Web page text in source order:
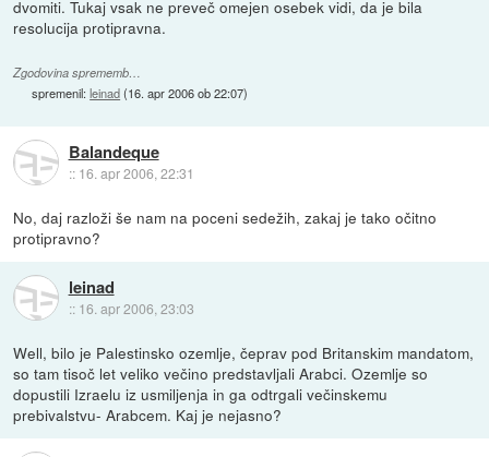
dvomiti. Tukaj vsak ne preveč omejen osebek vidi, da je bila
resolucija protipravna.
Zgodovina sprememb…
spremenil:leinad(16. apr 2006 ob 22:07)
Balandeque
:: 16. apr 2006, 22:31
No, daj razloži še nam na poceni sedežih, zakaj je tako očitno
protipravno?
leinad
:: 16. apr 2006, 23:03
Well, bilo je Palestinsko ozemlje, čeprav pod Britanskim mandatom,
so tam tisoč let veliko večino predstavljali Arabci. Ozemlje so
dopustili Izraelu iz usmiljenja in ga odtrgali večinskemu
prebivalstvu- Arabcem. Kaj je nejasno?